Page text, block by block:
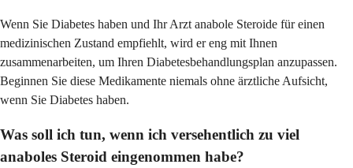
Wenn Sie Diabetes haben und Ihr Arzt anabole Steroide für einen
medizinischen Zustand empfiehlt, wird er eng mit Ihnen
zusammenarbeiten, um Ihren Diabetesbehandlungsplan anzupassen.
Beginnen Sie diese Medikamente niemals ohne ärztliche Aufsicht,
wenn Sie Diabetes haben.
Was soll ich tun, wenn ich versehentlich zu viel
anaboles Steroid eingenommen habe?